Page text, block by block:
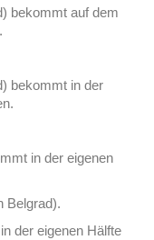
bekommt auf dem
bekommt in der
in der eigenen
Belgrad).
der eigenen Hälfte